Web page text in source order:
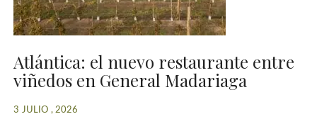
Atlántica: el nuevo restaurante entre
viñedos en General Madariaga
3 JULIO , 2026